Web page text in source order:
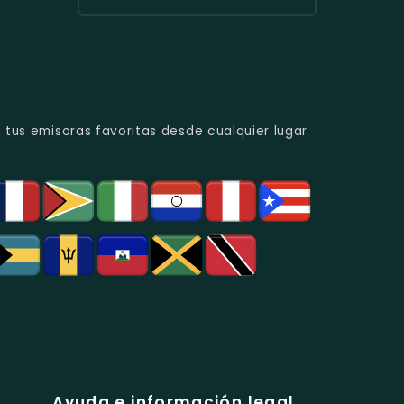
Y
Bogotá.
emisoras favoritas desde cualquier lugar